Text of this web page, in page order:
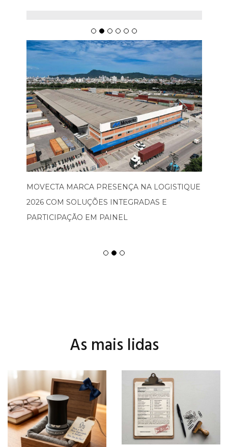
MOVECTA MARCA PRESENÇA NA LOGISTIQUE
2026 COM SOLUÇÕES INTEGRADAS E
PARTICIPAÇÃO EM PAINEL
As mais lidas